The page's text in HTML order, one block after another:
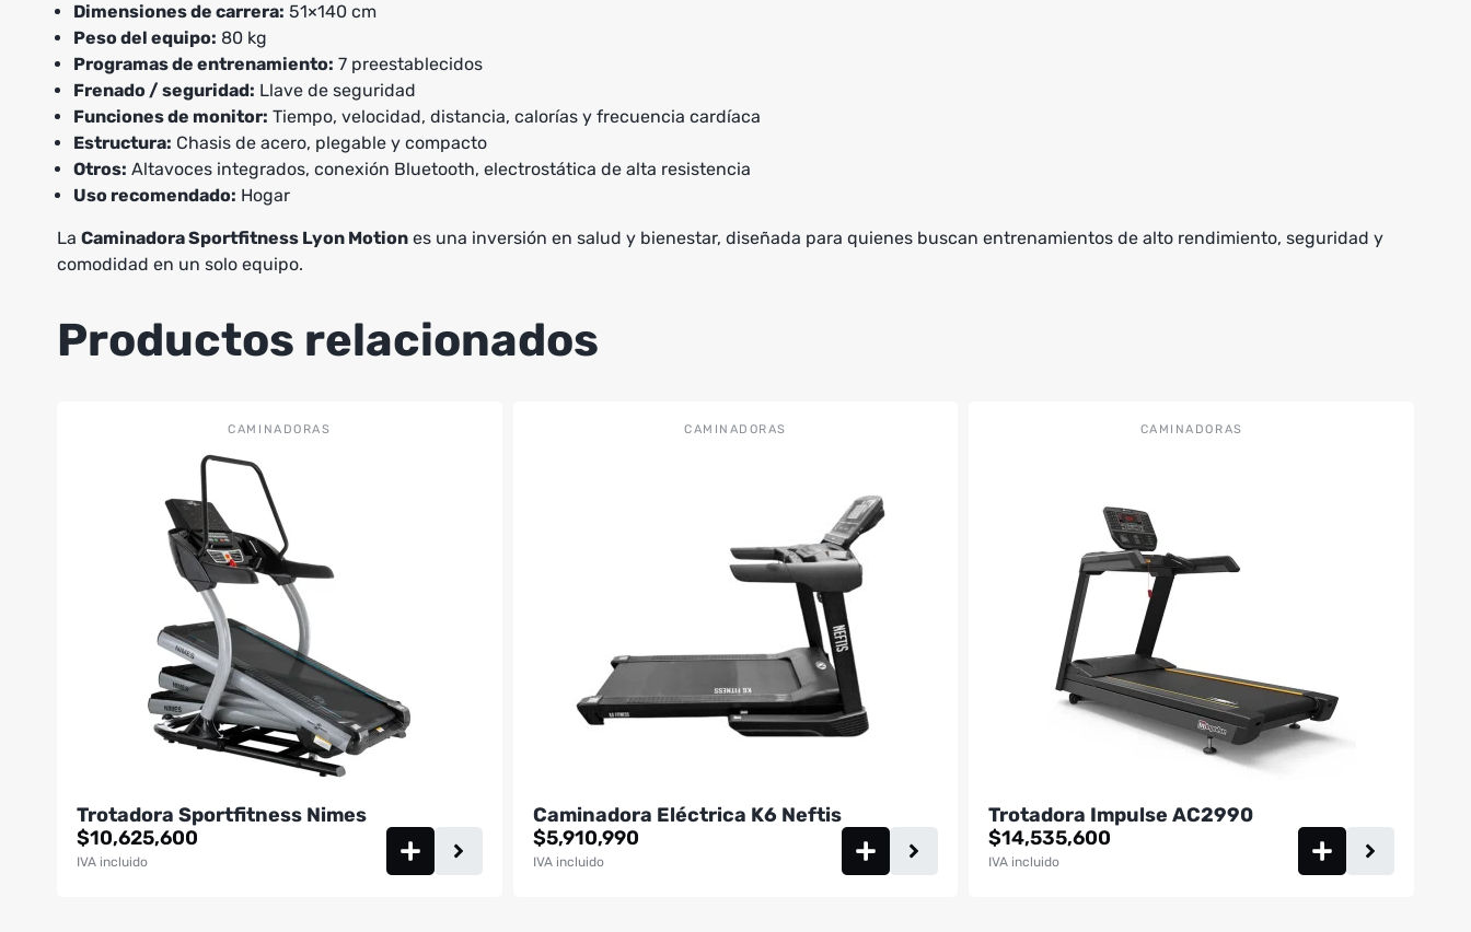
Dimensiones de carrera: 51×140 cm
Peso del equipo: 80 kg
Programas de entrenamiento: 7 preestablecidos
Frenado / seguridad: Llave de seguridad
Funciones de monitor: Tiempo, velocidad, distancia, calorías y frecuencia cardíaca
Estructura: Chasis de acero, plegable y compacto
Otros: Altavoces integrados, conexión Bluetooth, electrostática de alta resistencia
Uso recomendado: Hogar
La Caminadora Sportfitness Lyon Motion es una inversión en salud y bienestar, diseñada para quienes buscan entrenamientos de alto rendimiento, seguridad y
comodidad en un solo equipo.
Productos relacionados
CAMINADORAS
Trotadora Sportfitness Nimes
$10,625,600
IVA incluido
CAMINADORAS
Caminadora Eléctrica K6 Neftis
$5,910,990
IVA incluido
CAMINADORAS
Trotadora Impulse AC2990
$14,535,600
IVA incluido